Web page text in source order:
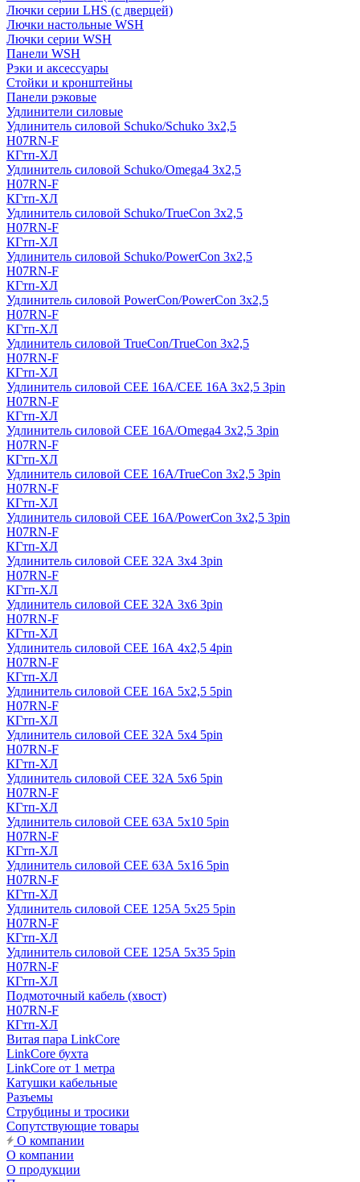
Лючки серии LHS (с дверцей)
Лючки настольные WSH
Лючки серии WSH
Панели WSH
Рэки и аксессуары
Стойки и кронштейны
Панели рэковые
Удлинители силовые
Удлинитель силовой Schuko/Schuko 3х2,5
H07RN-F
КГтп-ХЛ
Удлинитель силовой Schuko/Omega4 3х2,5
H07RN-F
КГтп-ХЛ
Удлинитель силовой Schuko/TrueCon 3х2,5
H07RN-F
КГтп-ХЛ
Удлинитель силовой Schuko/PowerCon 3х2,5
H07RN-F
КГтп-ХЛ
Удлинитель силовой PowerCon/PowerCon 3х2,5
H07RN-F
КГтп-ХЛ
Удлинитель силовой TrueCon/TrueCon 3х2,5
H07RN-F
КГтп-ХЛ
Удлинитель силовой CEE 16A/CEE 16A 3х2,5 3pin
H07RN-F
КГтп-ХЛ
Удлинитель силовой CEE 16A/Omega4 3х2,5 3pin
H07RN-F
КГтп-ХЛ
Удлинитель силовой CEE 16A/TrueCon 3х2,5 3pin
H07RN-F
КГтп-ХЛ
Удлинитель силовой CEE 16A/PowerCon 3х2,5 3pin
H07RN-F
КГтп-ХЛ
Удлинитель силовой CEE 32А 3х4 3pin
H07RN-F
КГтп-ХЛ
Удлинитель силовой CEE 32А 3х6 3pin
H07RN-F
КГтп-ХЛ
Удлинитель силовой CEE 16А 4х2,5 4pin
H07RN-F
КГтп-ХЛ
Удлинитель силовой CEE 16А 5x2,5 5pin
H07RN-F
КГтп-ХЛ
Удлинитель силовой CEE 32А 5x4 5pin
H07RN-F
КГтп-ХЛ
Удлинитель силовой CEE 32А 5x6 5pin
H07RN-F
КГтп-ХЛ
Удлинитель силовой CEE 63А 5x10 5pin
H07RN-F
КГтп-ХЛ
Удлинитель силовой CEE 63А 5x16 5pin
H07RN-F
КГтп-ХЛ
Удлинитель силовой CEE 125А 5x25 5pin
H07RN-F
КГтп-ХЛ
Удлинитель силовой CEE 125А 5x35 5pin
H07RN-F
КГтп-ХЛ
Подмоточный кабель (хвост)
H07RN-F
КГтп-ХЛ
Витая пара LinkCore
LinkCore бухта
LinkCore от 1 метра
Катушки кабельные
Разъемы
Струбцины и тросики
Сопутствующие товары
О компании
О компании
О продукции